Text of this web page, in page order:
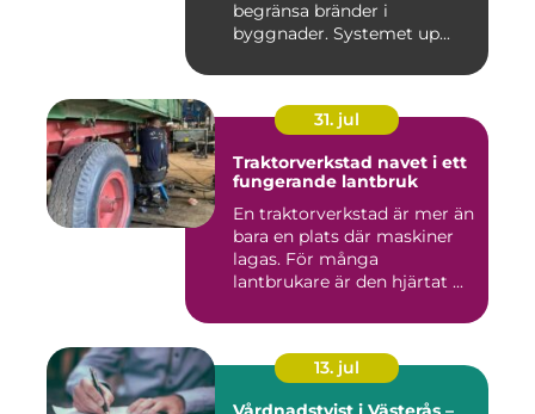
begränsa bränder i
byggnader. Systemet up...
31. jul
Traktorverkstad navet i ett
fungerande lantbruk
En traktorverkstad är mer än
bara en plats där maskiner
lagas. För många
lantbrukare är den hjärtat ...
13. jul